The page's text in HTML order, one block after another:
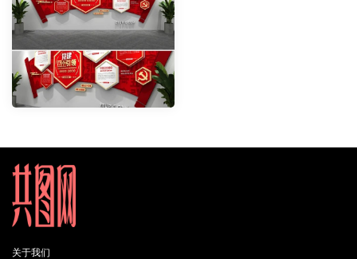
关于我们